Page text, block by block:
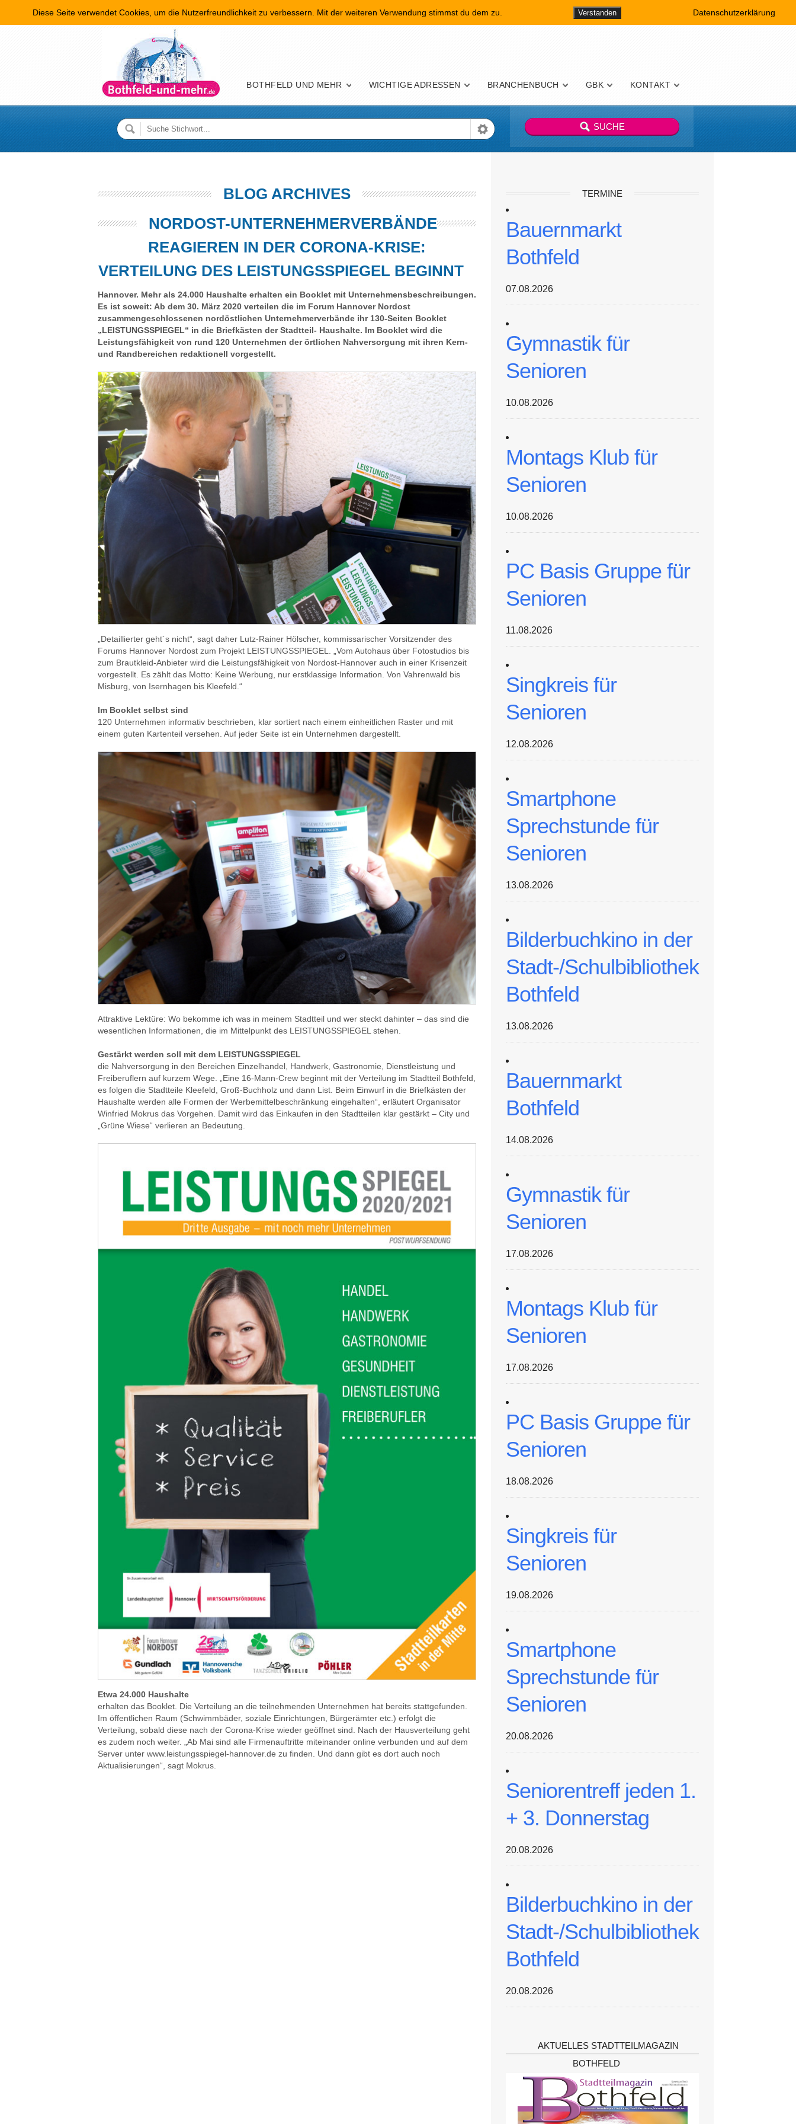
Hauptmenü
BOTHFELD UND MEHR WICHTIGE ADRESSEN BRANCHENBUCH GBK KONTAKT
BLOG ARCHIVES
NORDOST-UNTERNEHMERVERBÄNDE
REAGIEREN IN DER CORONA-KRISE:
VERTEILUNG DES LEISTUNGSSPIEGEL BEGINNT
Hannover. Mehr als 24.000 Haushalte erhalten ein Booklet mit Unternehmensbeschreibungen.
Es ist soweit: Ab dem 30. März 2020 verteilen die im Forum Hannover Nordost
zusammengeschlossenen nordöstlichen Unternehmerverbände ihr 130-Seiten Booklet
„LEISTUNGSSPIEGEL“ in die Briefkästen der Stadtteil- Haushalte. Im Booklet wird die
Leistungsfähigkeit von rund 120 Unternehmen der örtlichen Nahversorgung mit ihren Kern-
und Randbereichen redaktionell vorgestellt.
„Detaillierter geht´s nicht“, sagt daher Lutz-Rainer Hölscher, kommissarischer Vorsitzender des
Forums Hannover Nordost zum Projekt LEISTUNGSSPIEGEL. „Vom Autohaus über Fotostudios bis
zum Brautkleid-Anbieter wird die Leistungsfähigkeit von Nordost-Hannover auch in einer Krisenzeit
vorgestellt. Es zählt das Motto: Keine Werbung, nur erstklassige Information. Von Vahrenwald bis
Misburg, von Isernhagen bis Kleefeld.“
Im Booklet selbst sind
120 Unternehmen informativ beschrieben, klar sortiert nach einem einheitlichen Raster und mit
einem guten Kartenteil versehen. Auf jeder Seite ist ein Unternehmen dargestellt.
Attraktive Lektüre: Wo bekomme ich was in meinem Stadtteil und wer steckt dahinter – das sind die
wesentlichen Informationen, die im Mittelpunkt des LEISTUNGSSPIEGEL stehen.
Gestärkt werden soll mit dem LEISTUNGSSPIEGEL
die Nahversorgung in den Bereichen Einzelhandel, Handwerk, Gastronomie, Dienstleistung und
Freiberuflern auf kurzem Wege. „Eine 16-Mann-Crew beginnt mit der Verteilung im Stadtteil Bothfeld,
es folgen die Stadtteile Kleefeld, Groß-Buchholz und dann List. Beim Einwurf in die Briefkästen der
Haushalte werden alle Formen der Werbemittelbeschränkung eingehalten“, erläutert Organisator
Winfried Mokrus das Vorgehen. Damit wird das Einkaufen in den Stadtteilen klar gestärkt – City und
„Grüne Wiese“ verlieren an Bedeutung.
Etwa 24.000 Haushalte
erhalten das Booklet. Die Verteilung an die teilnehmenden Unternehmen hat bereits stattgefunden.
Im öffentlichen Raum (Schwimmbäder, soziale Einrichtungen, Bürgerämter etc.) erfolgt die
Verteilung, sobald diese nach der Corona-Krise wieder geöffnet sind. Nach der Hausverteilung geht
es zudem noch weiter. „Ab Mai sind alle Firmenauftritte miteinander online verbunden und auf dem
Server unter www.leistungsspiegel-hannover.de zu finden. Und dann gibt es dort auch noch
Aktualisierungen“, sagt Mokrus.
TERMINE
Bauernmarkt
Bothfeld
07.08.2026
Gymnastik für
Senioren
10.08.2026
Montags Klub für
Senioren
10.08.2026
PC Basis Gruppe für
Senioren
11.08.2026
Singkreis für
Senioren
12.08.2026
Smartphone
Sprechstunde für
Senioren
13.08.2026
Bilderbuchkino in der
Stadt-/Schulbibliothek
Bothfeld
13.08.2026
Bauernmarkt
Bothfeld
14.08.2026
Gymnastik für
Senioren
17.08.2026
Montags Klub für
Senioren
17.08.2026
PC Basis Gruppe für
Senioren
18.08.2026
Singkreis für
Senioren
19.08.2026
Smartphone
Sprechstunde für
Senioren
20.08.2026
Seniorentreff jeden 1.
+ 3. Donnerstag
20.08.2026
Bilderbuchkino in der
Stadt-/Schulbibliothek
Bothfeld
20.08.2026
AKTUELLES STADTTEILMAGAZIN
BOTHFELD
Diese Seite verwendet Cookies, um die Nutzerfreundlichkeit zu verbessern. Mit der weiteren Verwendung stimmst du dem zu. Verstanden Datenschutzerklärung